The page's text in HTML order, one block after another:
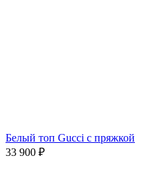
Белый топ Gucci с пряжкой
33 900 ₽